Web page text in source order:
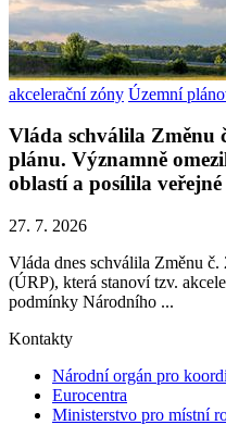
akcelerační zóny Územní
Vláda schválila Změnu
plánu. Významně
oblastí a posílila
27. 7. 2026
Vláda dnes schválila Změnu
(ÚRP), která stanoví tzv.
podmínky Národního ...
Kontakty
Národní orgán pro
Eurocentra
Ministerstvo pro místní